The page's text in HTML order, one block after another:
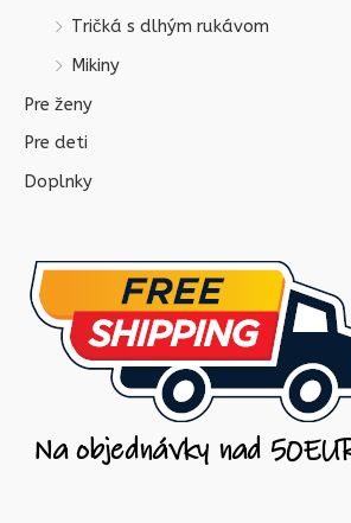
Tričká s dlhým rukávom
Mikiny
Pre ženy
Pre deti
Doplnky